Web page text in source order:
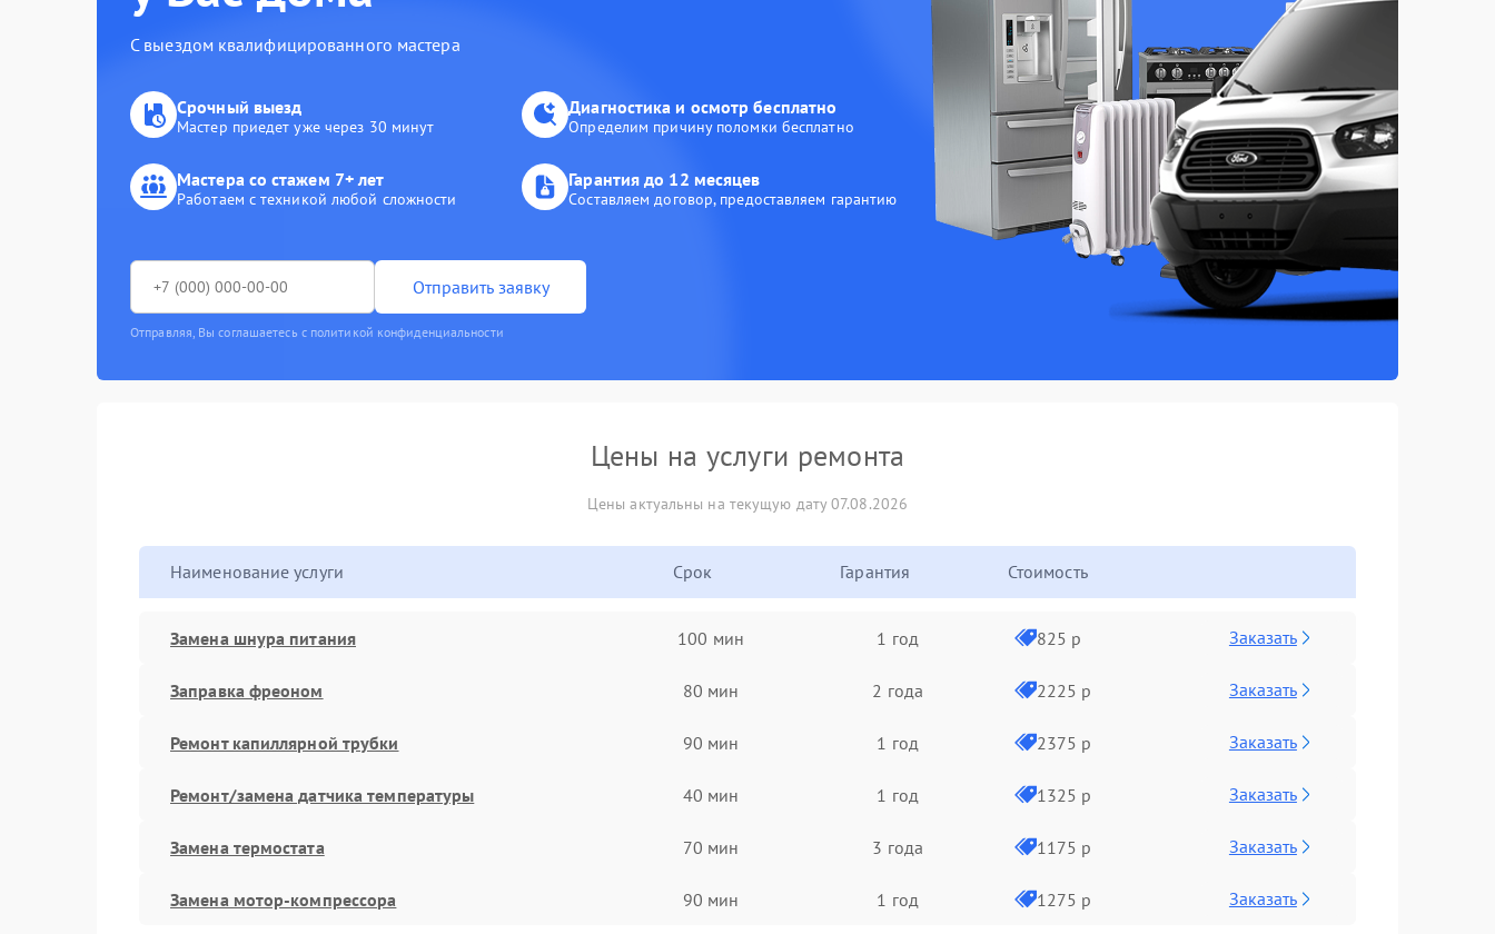
С выездом квалифицированного мастера
Срочный выезд
Мастер приедет уже через 30 минут
Диагностика и осмотр бесплатно
Определим причину поломки бесплатно
Мастера со стажем 7+ лет
Работаем с техникой любой сложности
Гарантия до 12 месяцев
Составляем договор, предоставляем гарантию
Отправить заявку
Отправляя, Вы соглашаетесь с политикой конфиденциальности
Цены на услуги ремонта
Цены актуальны на текущую дату 07.08.2026
Наименование услуги Срок Гарантия Стоимость
Замена шнура питания 100 мин 1 год 825 р Заказать
Заправка фреоном 80 мин 2 года 2225 р Заказать
Ремонт капиллярной трубки 90 мин 1 год 2375 р Заказать
Ремонт/замена датчика температуры 40 мин 1 год 1325 р Заказать
Замена термостата 70 мин 3 года 1175 р Заказать
Замена мотор-компрессора 90 мин 1 год 1275 р Заказать